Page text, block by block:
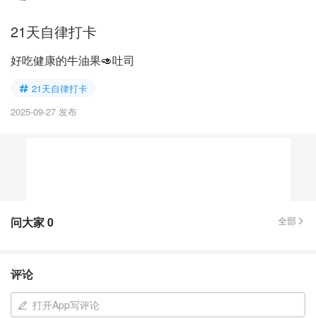
21天自律打卡
好吃健康的牛油果🥑吐司
21天自律打卡
2025-09-27 发布
问大家0 全部
评论
打开App写评论